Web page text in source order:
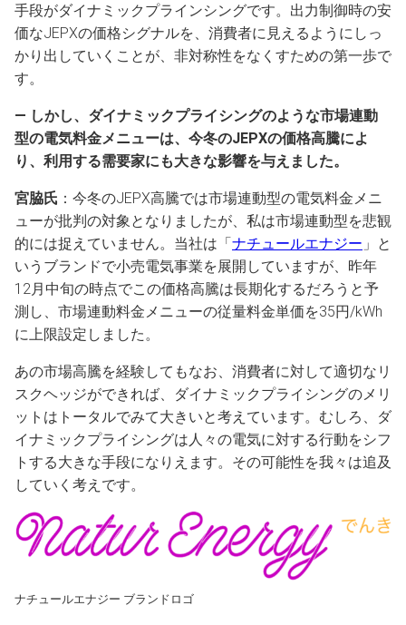
手段がダイナミックプラインシングです。出力制御時の安
価なJEPXの価格シグナルを、消費者に見えるようにしっ
かり出していくことが、非対称性をなくすための第一歩で
す。
― しかし、ダイナミックプライシングのような市場連動
型の電気料金メニューは、今冬のJEPXの価格高騰によ
り、利用する需要家にも大きな影響を与えました。
宮脇氏 ：今冬のJEPX高騰では市場連動型の電気料金メニ
ューが批判の対象となりましたが、私は市場連動型を悲観
的には捉えていません。当社は「ナチュールエナジー 」と
いうブランドで小売電気事業を展開していますが、昨年
12月中旬の時点でこの価格高騰は長期化するだろうと予
測し、市場連動料金メニューの従量料金単価を35円/kWh
に上限設定しました。
あの市場高騰を経験してもなお、消費者に対して適切なリ
スクヘッジができれば、ダイナミックプライシングのメリ
ットはトータルでみて大きいと考えています。むしろ、ダ
イナミックプライシングは人々の電気に対する行動をシフ
トする大きな手段になりえます。その可能性を我々は追及
していく考えです。
ナチュールエナジー ブランドロゴ